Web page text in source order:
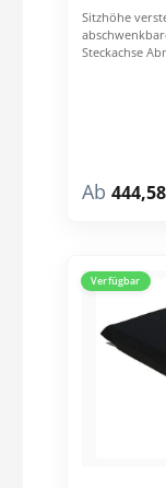
Sitzhöhe
Steckachse
Ab
Verfügbar